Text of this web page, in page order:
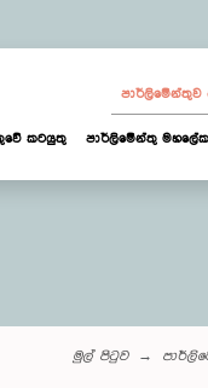
පාර්ලි‌මේන්තුව
කටයුතු පාර්ලිමේන්තු
මුල් පිටුව